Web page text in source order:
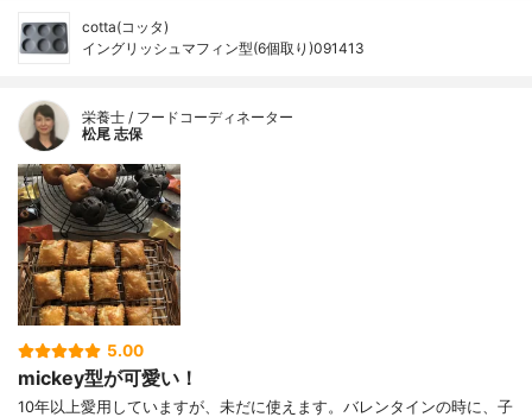
cotta(コッタ)
イングリッシュマフィン型(6個取り)091413
栄養士 / フードコーディネーター
松尾 志保
5.00
mickey型が可愛い！
10年以上愛用していますが、未だに使えます。バレンタインの時に、子